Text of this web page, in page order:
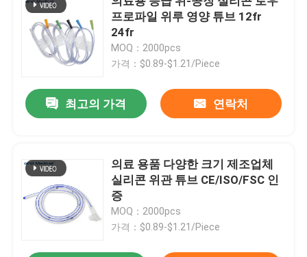
프로파일 위루 영양 튜브 12fr
24fr
MOQ：2000pcs
가격：$0.89-$1.21/Piece
최고의 가격 연락처
의료 용품 다양한 크기 제조업체
실리콘 위관 튜브 CE/ISO/FSC 인
증
MOQ：2000pcs
가격：$0.89-$1.21/Piece